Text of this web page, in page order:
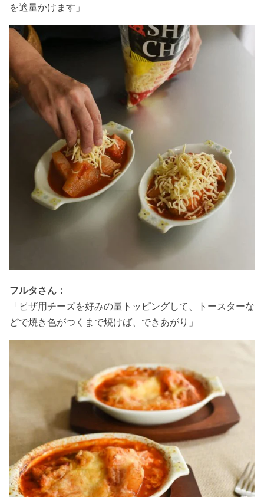
を適量かけます」
フルタさん：
「ピザ用チーズを好みの量トッピングして、トースターな
どで焼き色がつくまで焼けば、できあがり」